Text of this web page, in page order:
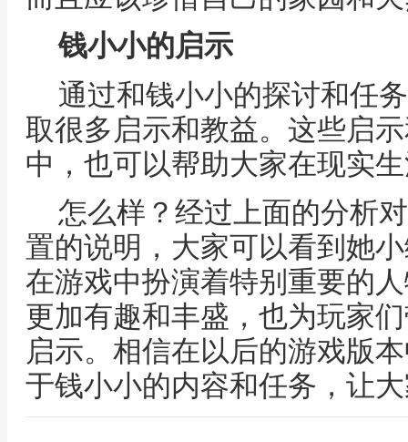
钱小小的启示
通过和钱小小的探讨和任
取很多启示和教益。这些启
中，也可以帮助大家在现实
怎么样？经过上面的分析
置的说明，大家可以看到她
在游戏中扮演着特别重要的
更加有趣和丰盛，也为玩家
启示。相信在以后的游戏版
于钱小小的内容和任务，让